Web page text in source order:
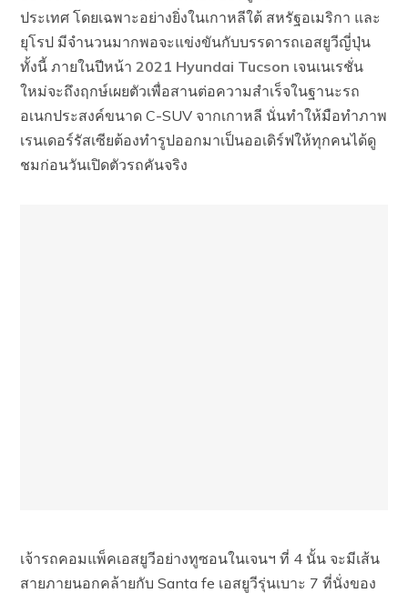
ประเทศ โดยเฉพาะอย่างยิ่งในเกาหลีใต้ สหรัฐอเมริกา และ
ยุโรป มีจำนวนมากพอจะแข่งขันกับบรรดารถเอสยูวีญี่ปุ่น
ทั้งนี้ ภายในปีหน้า2021 Hyundai Tucson เจนเนเรชั่น
ใหม่จะถึงฤกษ์เผยตัวเพื่อสานต่อความสำเร็จในฐานะรถ
อเนกประสงค์ขนาด C-SUV จากเกาหลี นั่นทำให้มือทำภาพ
เรนเดอร์รัสเซียต้องทำรูปออกมาเป็นออเดิร์ฟให้ทุกคนได้ดู
ชมก่อนวันเปิดตัวรถคันจริง
เจ้ารถคอมแพ็คเอสยูวีอย่างทูซอนในเจนฯ ที่ 4 นั้น จะมีเส้น
สายภายนอกคล้ายกับ Santa fe เอสยูวีรุ่นเบาะ 7 ที่นั่งของ